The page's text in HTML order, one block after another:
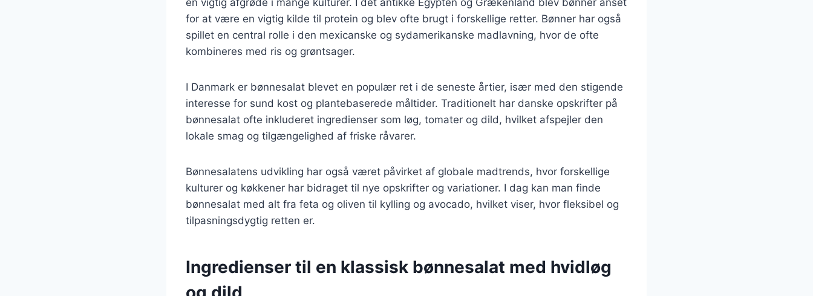
for at være en vigtig kilde til protein og blev ofte brugt i forskellige retter. Bønner har også
spillet en central rolle i den mexicanske og sydamerikanske madlavning, hvor de ofte
kombineres med ris og grøntsager.
I Danmark er bønnesalat blevet en populær ret i de seneste årtier, især med den stigende
interesse for sund kost og plantebaserede måltider. Traditionelt har danske opskrifter på
bønnesalat ofte inkluderet ingredienser som løg, tomater og dild, hvilket afspejler den
lokale smag og tilgængelighed af friske råvarer.
Bønnesalatens udvikling har også været påvirket af globale madtrends, hvor forskellige
kulturer og køkkener har bidraget til nye opskrifter og variationer. I dag kan man finde
bønnesalat med alt fra feta og oliven til kylling og avocado, hvilket viser, hvor fleksibel og
tilpasningsdygtig retten er.
Ingredienser til en klassisk bønnesalat med hvidløg